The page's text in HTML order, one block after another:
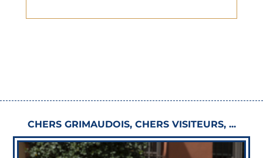
CHERS GRIMAUDOIS, CHERS VISITEURS, ...